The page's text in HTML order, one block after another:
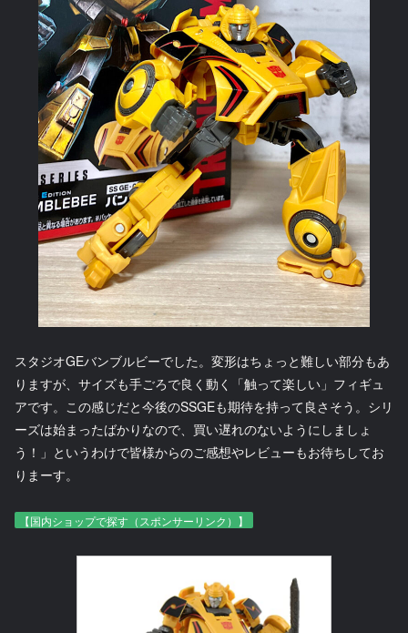
スタジオGEバンブルビーでした。変形はちょっと難しい部分もあ
りますが、サイズも手ごろで良く動く「触って楽しい」フィギュ
アです。この感じだと今後のSSGEも期待を持って良さそう。シリ
ーズは始まったばかりなので、買い遅れのないようにしましょ
う！」というわけで皆様からのご感想やレビューもお待ちしてお
りまーす。
【国内ショップで探す（スポンサーリンク）】